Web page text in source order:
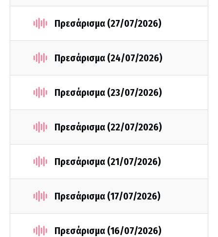
Πρεσάρισμα (27/07/2026)
Πρεσάρισμα (24/07/2026)
Πρεσάρισμα (23/07/2026)
Πρεσάρισμα (22/07/2026)
Πρεσάρισμα (21/07/2026)
Πρεσάρισμα (17/07/2026)
Πρεσάρισμα (16/07/2026)